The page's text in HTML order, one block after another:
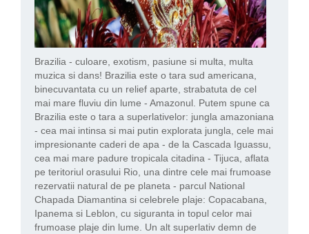
Brazilia - culoare, exotism, pasiune si multa, multa
muzica si dans! Brazilia este o tara sud americana,
binecuvantata cu un relief aparte, strabatuta de cel
mai mare fluviu din lume - Amazonul. Putem spune ca
Brazilia este o tara a superlativelor: jungla amazoniana
- cea mai intinsa si mai putin explorata jungla, cele mai
impresionante caderi de apa - de la Cascada Iguassu,
cea mai mare padure tropicala citadina - Tijuca, aflata
pe teritoriul orasului Rio, una dintre cele mai frumoase
rezervatii natural de pe planeta - parcul National
Chapada Diamantina si celebrele plaje: Copacabana,
Ipanema si Leblon, cu siguranta in topul celor mai
frumoase plaje din lume. Un alt superlativ demn de